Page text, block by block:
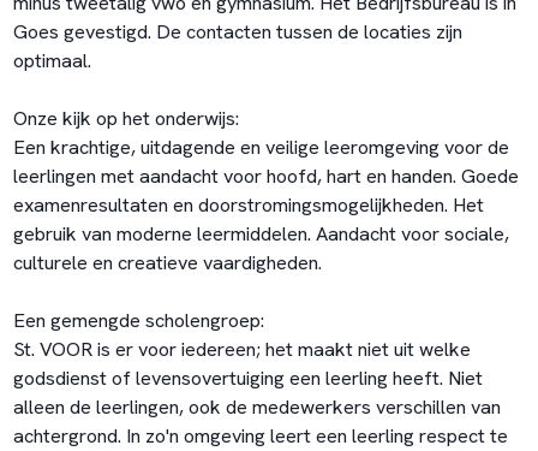
Goes gevestigd. De contacten tussen de locaties zijn
optimaal.
Onze kijk op het onderwijs:
Een krachtige, uitdagende en veilige leeromgeving voor de
leerlingen met aandacht voor hoofd, hart en handen. Goede
examenresultaten en doorstromingsmogelijkheden. Het
gebruik van moderne leermiddelen. Aandacht voor sociale,
culturele en creatieve vaardigheden.
Een gemengde scholengroep:
St. VOOR is er voor iedereen; het maakt niet uit welke
godsdienst of levensovertuiging een leerling heeft. Niet
alleen de leerlingen, ook de medewerkers verschillen van
achtergrond. In zo'n omgeving leert een leerling respect te